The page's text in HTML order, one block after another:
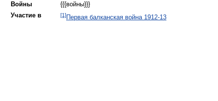
Войны
{{{войны}}}
Участие в
[1]Первая балканская война 1912-13